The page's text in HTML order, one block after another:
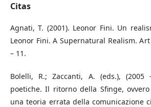
Citas
Agnati, T. (2001). Leonor Fini. Un
Leonor Fini. A Supernatural Realism.
– 11.
Bolelli, R.; Zaccanti, A. (eds.),
poetiche. Il ritorno della Sfinge,
una teoria errata della comunicazione